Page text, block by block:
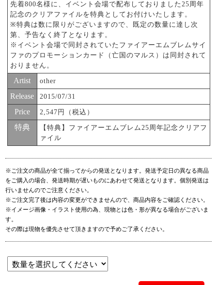
先着800名様に、イベント会場で配布しておりました25周年
記念のクリアファイルを特典としてお付けいたします。
※特典は数に限りがございますので、既定の数量に達し次
第、予告なく終了となります。
※イベント会場で同封されていたファイアーエムブレムサイ
ファのプロモーションカード（亡国のマルス）は同封されて
おりません。
Artist other
Release 2015/07/31
Price 2,547円（税込）
特典
【特典】ファイアーエムブレム25周年記念クリアフ
ァイル
※ご注文の商品が全て揃ってからの発送となります。発送予定日の異なる商品
をご購入の場合、発送時期が遅いものにあわせて発送となります。個別発送は
行いませんのでご注意ください。
※ご注文完了後は内容の変更ができませんので、商品内容をご確認ください。
※イメージ画像・イラスト使用の為、現物とは色・形が異なる場合がございま
す。
その際は現物を優先させて頂きますので予めご了承ください。